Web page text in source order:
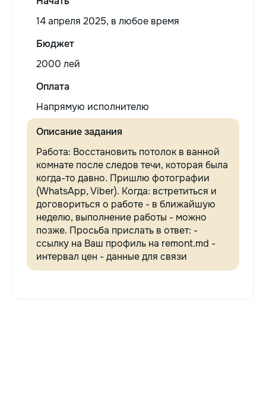
14 апреля 2025, в любое время
Бюджет
2000 лей
Оплата
Напрямую исполнителю
Описание задания
Работа: Восстановить потолок в ванной
комнате после следов течи, которая была
когда-то давно. Пришлю фотографии
(WhatsApp, Viber). Когда: встретиться и
договориться о работе - в ближайшую
неделю, выполнение работы - можно
позже. Просьба прислать в ответ: -
ссылку на Ваш профиль на remont.md -
интервал цен - данные для связи